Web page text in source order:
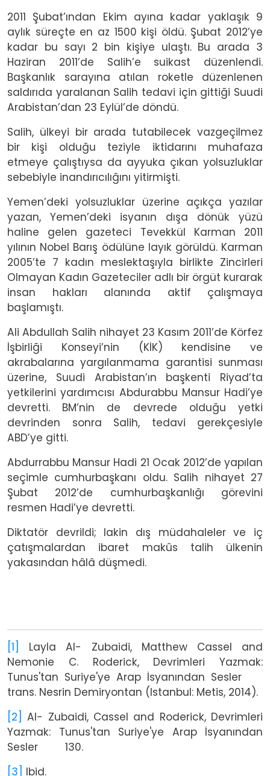
2011 Şubat’ından Ekim ayına kadar yaklaşık 9
aylık süreçte en az 1500 kişi öldü. Şubat 2012’ye
kadar bu sayı 2 bin kişiye ulaştı. Bu arada 3
Haziran 2011’de Salih’e suikast düzenlendi.
Başkanlık sarayına atılan roketle düzenlenen
saldırıda yaralanan Salih tedavi için gittiği Suudi
Arabistan’dan 23 Eylül’de döndü.
Salih, ülkeyi bir arada tutabilecek vazgeçilmez
bir kişi olduğu teziyle iktidarını muhafaza
etmeye çalıştıysa da ayyuka çıkan yolsuzluklar
sebebiyle inandırıcılığını yitirmişti.
Yemen’deki yolsuzluklar üzerine açıkça yazılar
yazan, Yemen’deki isyanın dışa dönük yüzü
haline gelen gazeteci Tevekkül Karman 2011
yılının Nobel Barış ödülüne layık görüldü. Karman
2005’te 7 kadın meslektaşıyla birlikte Zincirleri
Olmayan Kadın Gazeteciler adlı bir örgüt kurarak
insan hakları alanında aktif çalışmaya
başlamıştı.
Ali Abdullah Salih nihayet 23 Kasım 2011’de Körfez
İşbirliği Konseyi’nin (KİK) kendisine ve
akrabalarına yargılanmama garantisi sunması
üzerine, Suudi Arabistan’ın başkenti Riyad’ta
yetkilerini yardımcısı Abdurabbu Mansur Hadi’ye
devretti. BM’nin de devrede olduğu yetki
devrinden sonra Salih, tedavi gerekçesiyle
ABD’ye gitti.
Abdurrabbu Mansur Hadi 21 Ocak 2012’de yapılan
seçimle cumhurbaşkanı oldu. Salih nihayet 27
Şubat 2012’de cumhurbaşkanlığı görevini
resmen Hadi’ye devretti.
Diktatör devrildi; lakin dış müdahaleler ve iç
çatışmalardan ibaret makûs talih ülkenin
yakasından hâlâ düşmedi.
[1]
Layla Al- Zubaidi, Matthew Cassel and
Nemonie C. Roderick, Devrimleri Yazmak:
Tunus'tan Suriye'ye Arap İsyanından Sesler
trans. Nesrin Demiryontan (Istanbul: Metis, 2014).
[2]
Al- Zubaidi, Cassel and Roderick, Devrimleri
Yazmak: Tunus'tan Suriye'ye Arap İsyanından
Sesler 130.
[3]
Ibid.